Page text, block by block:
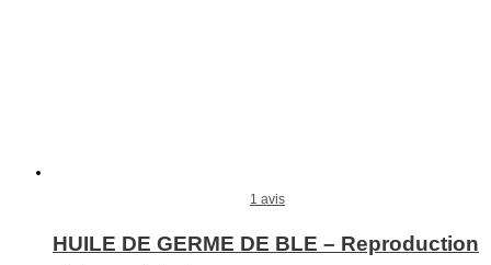
1 avis
HUILE DE GERME DE BLE – Reproduction